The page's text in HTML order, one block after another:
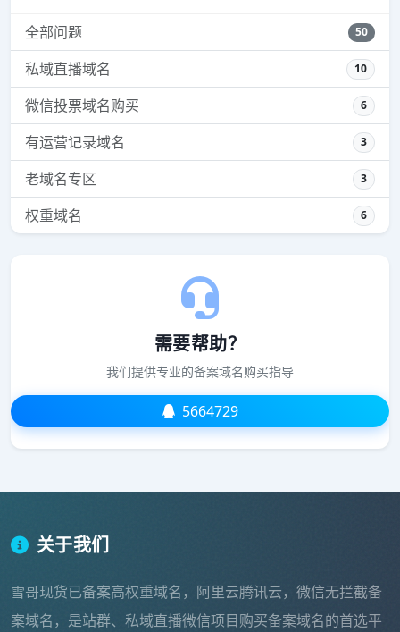
全部问题 50
私域直播域名 10
微信投票域名购买 6
有运营记录域名 3
老域名专区 3
权重域名 6
需要帮助？
我们提供专业的备案域名购买指导
5664729
关于我们
雪哥现货已备案高权重域名，阿里云腾讯云，微信无拦截备
案域名，是站群、私域直播微信项目购买备案域名的首选平